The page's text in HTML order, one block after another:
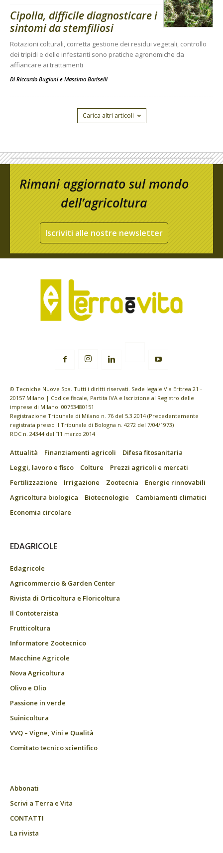
Cipolla, difficile diagnosticare i
sintomi da stemfiliosi
Rotazioni colturali, corretta gestione dei residui vegetali, controllo
dei tripidi e delle infestanti sono pratiche agronomiche da
affiancare ai trattamenti
Di Riccardo Bugiani e Massimo Bariselli
Carica altri articoli
Rimani aggiornato sul mondo
dell’agricoltura
Iscriviti alle nostre newsletter
© Tecniche Nuove Spa. Tutti i diritti riservati. Sede legale Via Eritrea 21 -
20157 Milano | Codice fiscale, Partita IVA e Iscrizione al Registro delle
imprese di Milano: 00753480151
Registrazione Tribunale di Milano n. 76 del 5.3.2014 (Precedentemente
registrata presso il Tribunale di Bologna n. 4272 del 7/04/1973)
ROC n. 24344 dell’11 marzo 2014
Attualità Finanziamenti agricoli
Difesa fitosanitaria
Leggi, lavoro e fisco
Colture
Prezzi agricoli e mercati
Fertilizzazione
Irrigazione Zootecnia
Energie rinnovabili
Agricoltura biologica
Biotecnologie
Cambiamenti climatici
Economia circolare
EDAGRICOLE
Edagricole
Agricommercio & Garden Center
Rivista di Orticoltura e Floricoltura
Il Contoterzista
Frutticoltura
Informatore Zootecnico
Macchine Agricole
Nova Agricoltura
Olivo e Olio
Passione in verde
Suinicoltura
VVQ – Vigne, Vini e Qualità
Comitato tecnico scientifico
Abbonati
Scrivi a Terra e Vita
CONTATTI
La rivista